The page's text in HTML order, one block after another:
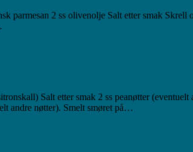
parmesan 2 ss olivenolje Salt etter smak
Salt etter smak 2 ss peanøtter
andre nøtter). Smelt smøret på…